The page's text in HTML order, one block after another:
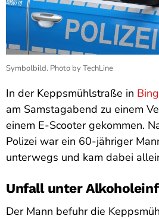
Symbolbild. Photo by TechLine
In der Keppsmühlstraße in
am Samstagabend zu einem
einem E-Scooter gekommen.
Polizei war ein 60-jähriger
unterwegs und kam dabei
Unfall unter
Der Mann befuhr die